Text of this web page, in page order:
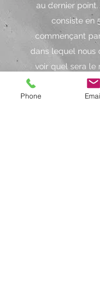
au dernier
consiste en
commençant
dans lequel nous
voir quel sera le
robe dans un
Après
Phone